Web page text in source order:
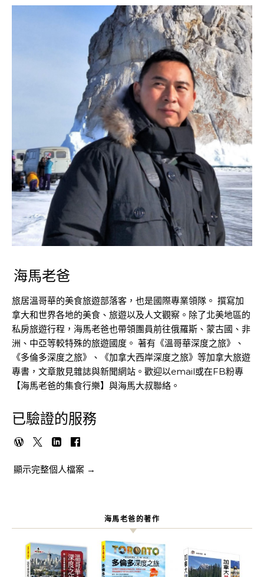
海馬老爸
旅居溫哥華的美食旅遊部落客，也是國際專業領隊。 撰寫加
拿大和世界各地的美食、旅遊以及人文觀察。除了北美地區的
私房旅遊行程，海馬老爸也帶領團員前往俄羅斯、蒙古國、非
洲、中亞等較特殊的旅遊國度。 著有《溫哥華深度之旅》、
《多倫多深度之旅》、《加拿大西岸深度之旅》等加拿大旅遊
專書，文章散見雜誌與新聞網站。歡迎以email或在FB粉專
【海馬老爸的集食行樂】與海馬大叔聯絡。
已驗證的服務
顯示完整個人檔案 →
海馬老爸的著作